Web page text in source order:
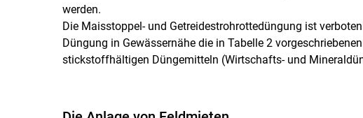
werden.
Die Maisstoppel- und Getreidestrohrottedüngung ist
Düngung in Gewässernähe die in Tabelle 2
stickstoffhältigen Düngemitteln (Wirtschafts- und